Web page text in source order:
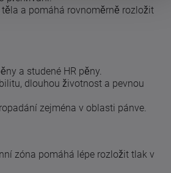
a pomáhá rovnoměrně rozložit
a studené HR pěny.
dlouhou životnost a pevnou
zejména v oblasti pánve.
zóna pomáhá lépe rozložit tlak v